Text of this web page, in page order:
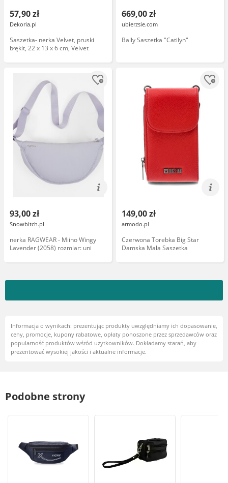
57,90 zł
Dekoria.pl
Saszetka- nerka Velvet, pruski
błękit, 22 x 13 x 6 cm, Velvet
669,00 zł
ubierzsie.com
Bally Saszetka "Catilyn"
93,00 zł
Snowbitch.pl
nerka RAGWEAR - Miino Wingy
Lavender (2058) rozmiar: uni
149,00 zł
armodo.pl
Czerwona Torebka Big Star
Damska Mała Saszetka
Informacja o wynikach: prezentując produkty uwzględniamy ich dopasowanie,
ceny, promocje, kupony rabatowe, opłaty ponoszone przez sprzedawców oraz
popularność produktów wśród użytkowników. Dokładamy starań, aby
prezentować wysokiej jakości i aktualne informacje.
Podobne strony